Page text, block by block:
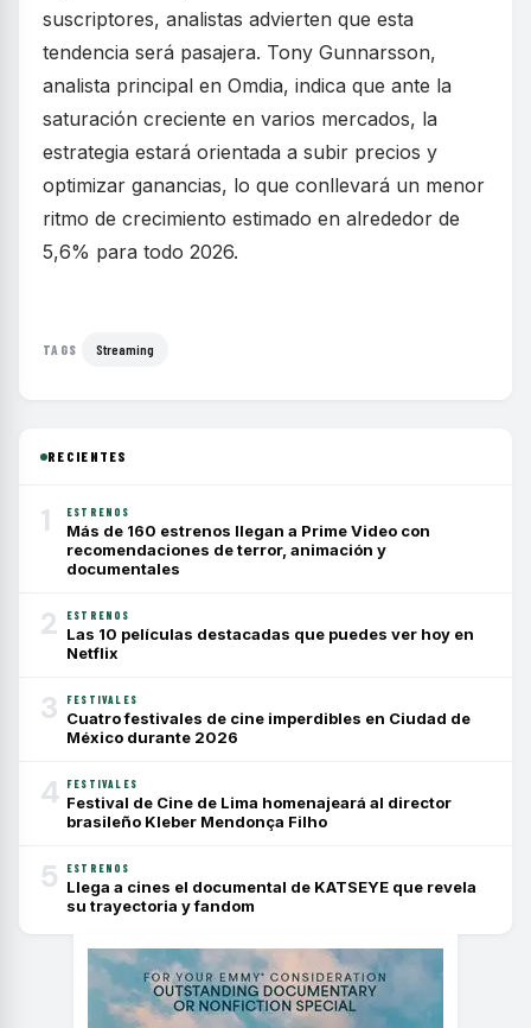
suscriptores, analistas advierten que esta
tendencia será pasajera. Tony Gunnarsson,
analista principal en Omdia, indica que ante la
saturación creciente en varios mercados, la
estrategia estará orientada a subir precios y
optimizar ganancias, lo que conllevará un menor
ritmo de crecimiento estimado en alrededor de
5,6% para todo 2026.
TAGS Streaming
RECIENTES
1 ESTRENOS
Más de 160 estrenos llegan a Prime Video con
recomendaciones de terror, animación y
documentales
2 ESTRENOS
Las 10 películas destacadas que puedes ver hoy en
Netflix
3 FESTIVALES
Cuatro festivales de cine imperdibles en Ciudad de
México durante 2026
4 FESTIVALES
Festival de Cine de Lima homenajeará al director
brasileño Kleber Mendonça Filho
5 ESTRENOS
Llega a cines el documental de KATSEYE que revela
su trayectoria y fandom